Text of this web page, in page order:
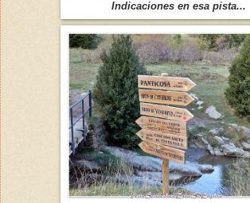
Indicaciones en esa pista...